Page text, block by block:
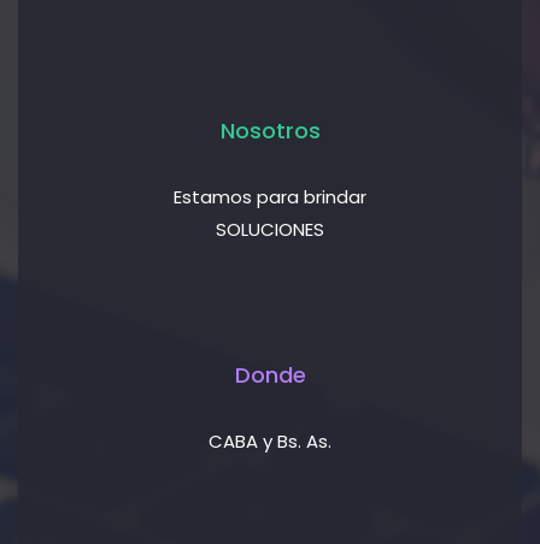
Nosotros
Estamos para brindar
SOLUCIONES
Donde
CABA y Bs. As.